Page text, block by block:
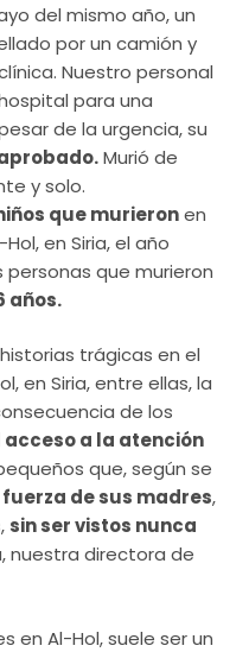
del mismo año, un
por un camión y
Nuestro personal
para una
de la urgencia, su
Murió de
y solo.
que murieronen
en Siria, el año
personas que murieron
años.
trágicas en el
en Siria, entre ellas, la
de los
a la atención
que, según se
de sus madres,
sin ser vistos nunca
nuestra directora de
en Al-Hol, suele ser un